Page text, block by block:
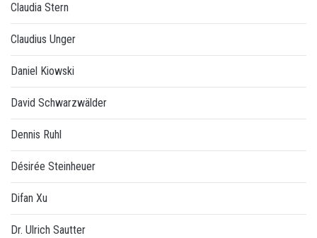
Claudia Stern
Claudius Unger
Daniel Kiowski
David Schwarzwälder
Dennis Ruhl
Désirée Steinheuer
Difan Xu
Dr. Ulrich Sautter